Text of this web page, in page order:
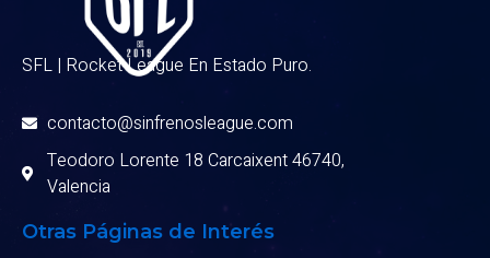
SFL | Rocket League En Estado Puro.
contacto@sinfrenosleague.com
Teodoro Lorente 18 Carcaixent 46740,
Valencia
Otras Páginas de Interés